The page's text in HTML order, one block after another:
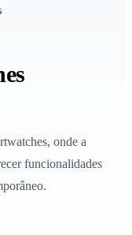
onde a
funcionalidades